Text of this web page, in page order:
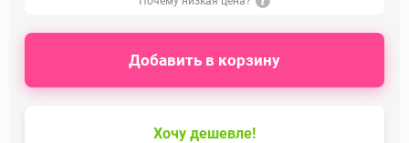
Хочу дешевле!
Добавить в корзину